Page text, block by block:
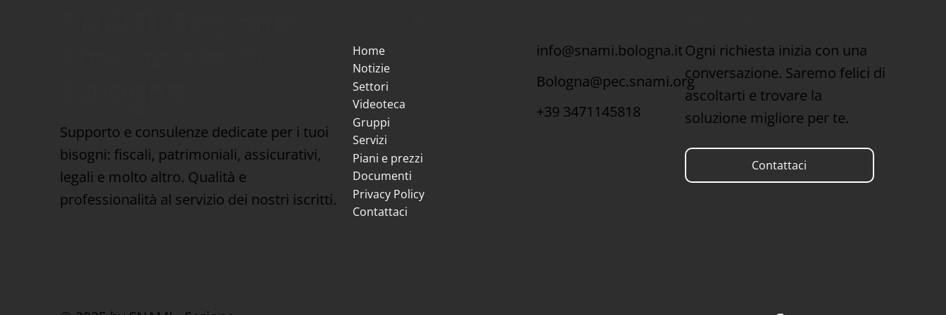
Supporto e consulenze dedicate per i tuoi
bisogni: fiscali, patrimoniali, assicurativi,
legali e molto altro. Qualità e
professionalità al servizio dei nostri iscritti.
Home
Notizie
Settori
Videoteca
Gruppi
Servizi
Piani e prezzi
Documenti
Privacy Policy
Contattaci
Ogni richiesta inizia con una
conversazione. Saremo felici di
ascoltarti e trovare la
soluzione migliore per te.
Contattaci
info@snami.bologna.it
Bologna@pec.snami.org
+39 3471145818